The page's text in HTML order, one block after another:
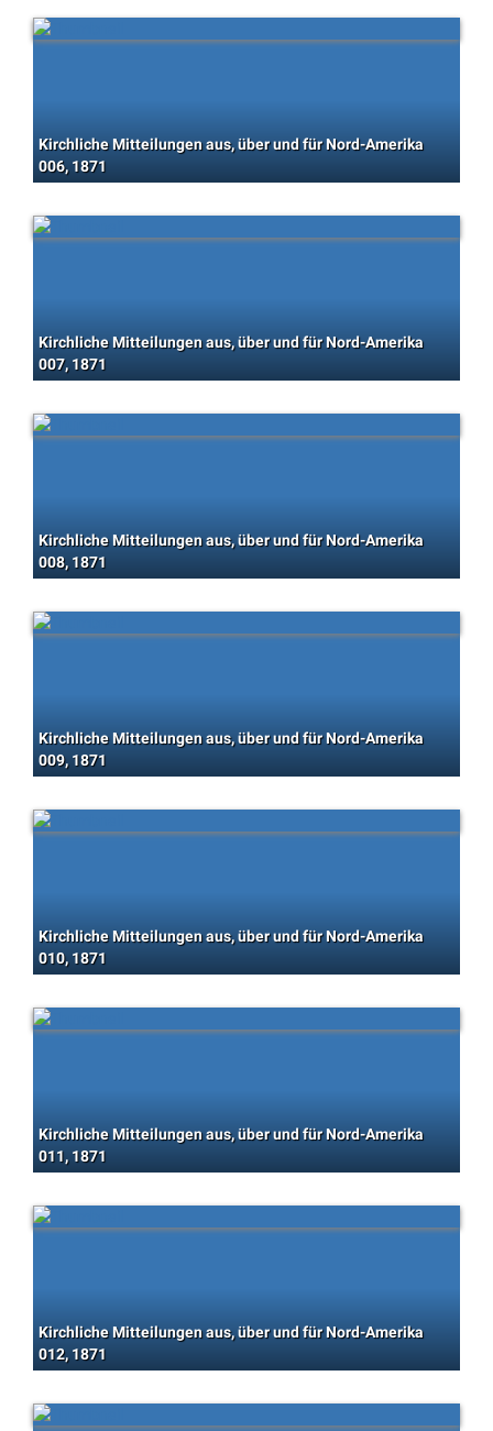
Kirchliche Mitteilungen aus, über und für Nord-Amerika
006, 1871
Kirchliche Mitteilungen aus, über und für Nord-Amerika
007, 1871
Kirchliche Mitteilungen aus, über und für Nord-Amerika
008, 1871
Kirchliche Mitteilungen aus, über und für Nord-Amerika
009, 1871
Kirchliche Mitteilungen aus, über und für Nord-Amerika
010, 1871
Kirchliche Mitteilungen aus, über und für Nord-Amerika
011, 1871
Kirchliche Mitteilungen aus, über und für Nord-Amerika
012, 1871